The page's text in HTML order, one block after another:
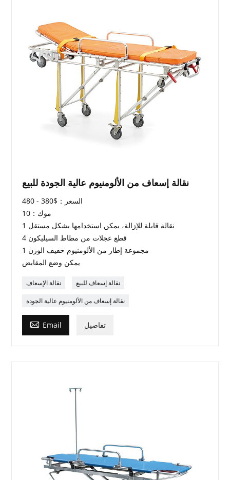
نقالة إسعاف من الألومنيوم عالية الجودة للبيع
السعر：$380 - 480
موك：10
1 نقالة قابلة للإزالة، يمكن استخدامها بشكل مستقل
4 قطع عجلات من مطاط السيليكون
1 مجموعة إطار من الألومنيوم خفيف الوزن
يمكن وضع المقابض
نقالة الإسعاف نقالة إسعاف للبيع
نقالة إسعاف من الألومنيوم عالية الجودة
 Email تفاصيل